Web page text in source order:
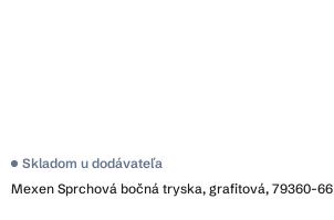
Mexen Sprchová bočná tryska, grafitová, 79360-66
Skladom u dodávateľa